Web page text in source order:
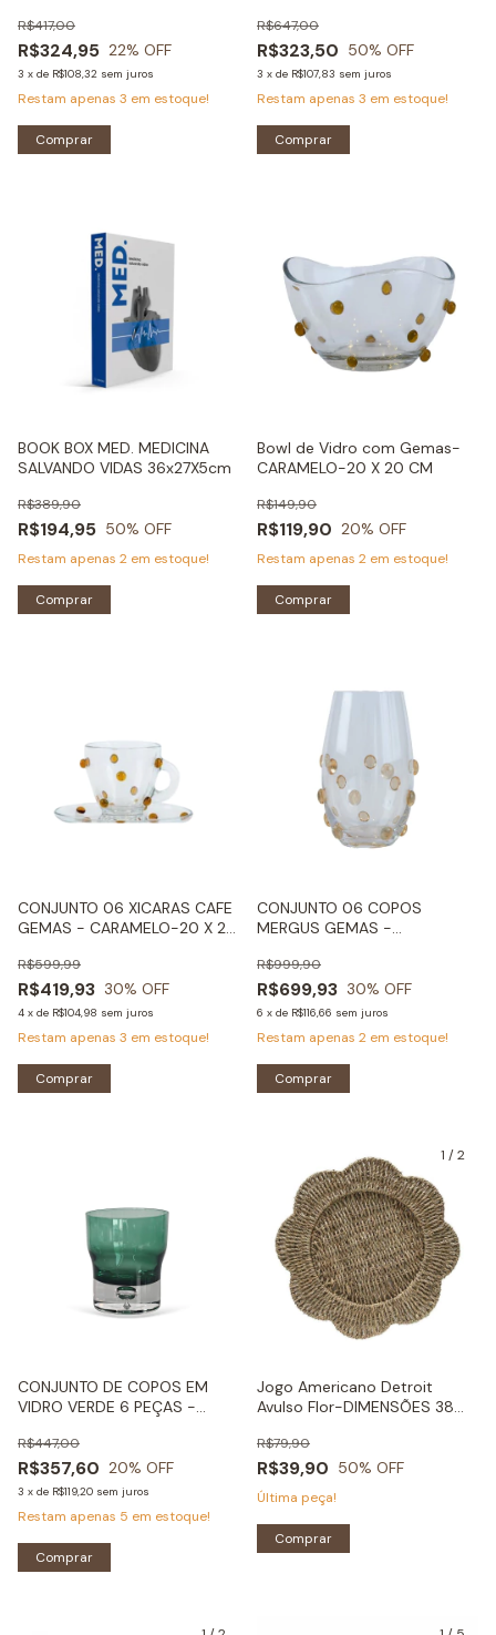
R$324,95
R$417,00
22% OFF
3 x de R$108,32 sem juros
Restam apenas 3 em estoque!
Comprar
30x20cm
R$323,50
R$647,00
50% OFF
3 x de R$107,83 sem juros
Restam apenas 3 em estoque!
Comprar
BOOK BOX MED. MEDICINA
SALVANDO VIDAS 36x27X5cm
R$194,95
R$389,90
50% OFF
Restam apenas 2 em estoque!
Comprar
Bowl de Vidro com Gemas-
CARAMELO-20 X 20 CM
R$119,90
R$149,90
20% OFF
Restam apenas 2 em estoque!
Comprar
CONJUNTO 06 XICARAS CAFE
GEMAS - CARAMELO-20 X 20
R$419,93
R$599,99
30% OFF
4 x de R$104,98 sem juros
Restam apenas 3 em estoque!
Comprar
CONJUNTO 06 COPOS
MERGUS GEMAS -
R$699,93
R$999,90
30% OFF
6 x de R$116,66 sem juros
Restam apenas 2 em estoque!
Comprar
CONJUNTO DE COPOS EM
VIDRO VERDE 6 PEÇAS -
R$357,60
R$447,00
20% OFF
3 x de R$119,20 sem juros
Restam apenas 5 em estoque!
Comprar
1 /2
Jogo Americano Detroit
Avulso Flor-DIMENSÕES 38
R$39,90
R$79,90
50% OFF
Última peça!
Comprar